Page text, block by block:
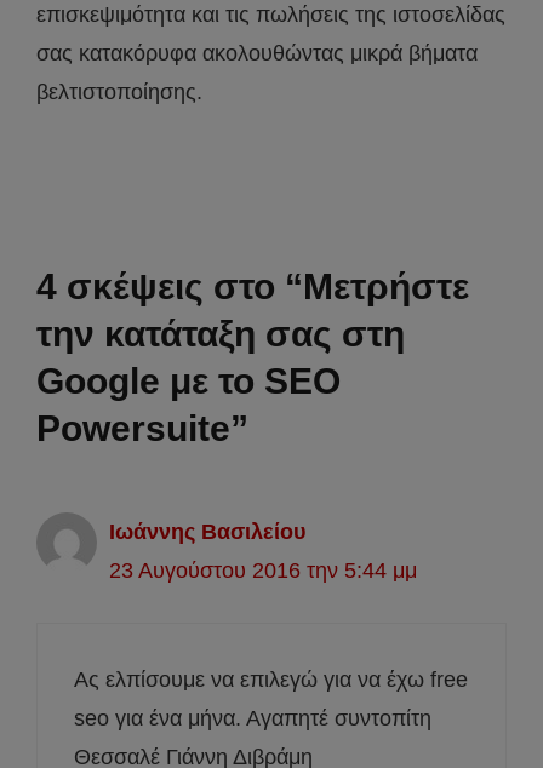
επισκεψιμότητα και τις πωλήσεις της ιστοσελίδας
σας κατακόρυφα ακολουθώντας μικρά βήματα
βελτιστοποίησης.
4 σκέψεις στο “Μετρήστε
την κατάταξη σας στη
Google με το SEO
Powersuite”
Ιωάννης Βασιλείου
23 Αυγούστου 2016 την 5:44 μμ
Ας ελπίσουμε να επιλεγώ για να έχω free
seo για ένα μήνα. Αγαπητέ συντοπίτη
Θεσσαλέ Γιάννη Διβράμη